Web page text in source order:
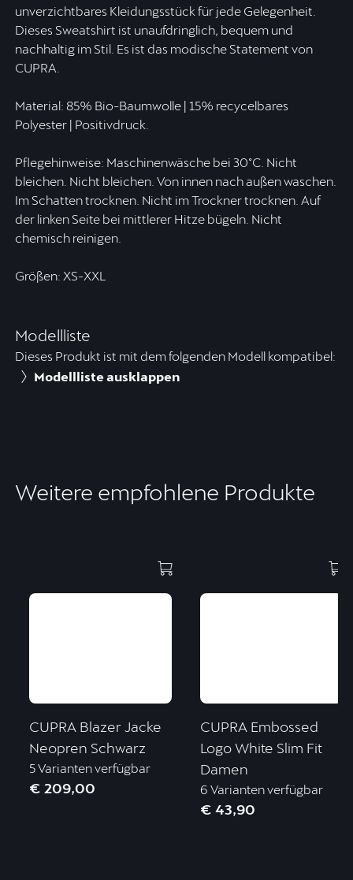
unverzichtbares Kleidungsstück für jede Gelegenheit.
Dieses Sweatshirt ist unaufdringlich, bequem und
nachhaltig im Stil. Es ist das modische Statement von
CUPRA.
Material: 85% Bio-Baumwolle | 15% recycelbares
Polyester | Positivdruck.
Pflegehinweise: Maschinenwäsche bei 30°C. Nicht
bleichen. Nicht bleichen. Von innen nach außen waschen.
Im Schatten trocknen. Nicht im Trockner trocknen. Auf
der linken Seite bei mittlerer Hitze bügeln. Nicht
chemisch reinigen.
Größen: XS-XXL
Modellliste
Dieses Produkt ist mit dem folgenden Modell kompatibel:
Modellliste ausklappen
Weitere empfohlene Produkte
CUPRA Blazer Jacke
Neopren Schwarz
5 Varianten verfügbar
€ 209,00
CUPRA Embossed
Logo White Slim Fit
Damen
6 Varianten verfügbar
€ 43,90